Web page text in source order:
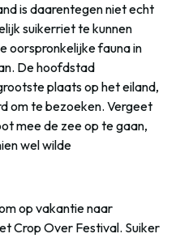
is daarentegen niet echt
suikerriet te kunnen
oorspronkelijke fauna in
De hoofdstad
plaats op het eiland,
om te bezoeken. Vergeet
mee de zee op te gaan,
wel wilde
op vakantie naar
Crop Over Festival. Suiker